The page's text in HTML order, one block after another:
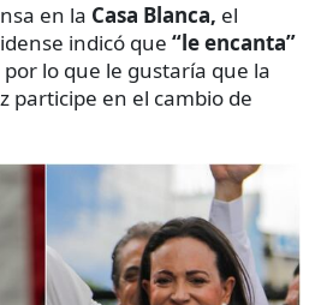
en la Casa Blanca, el
indicó que “le encanta”
lo que le gustaría que la
participe en el cambio de